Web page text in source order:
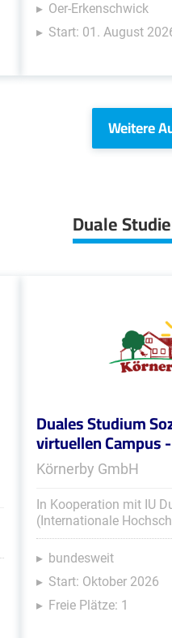
Oer-Erkenschwick
Start: 01. August
Weitere
Duale
Duales Studium
virtuellen Campus
Körnerby GmbH
In Kooperation mit IU
(Internationale
bundesweit
Start: Oktober 2026
Freie Plätze: 1